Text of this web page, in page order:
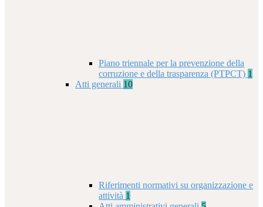
Piano triennale per la prevenzione della
corruzione e della trasparenza (PTPCT) 1
Atti generali 10
Riferimenti normativi su organizzazione e
attività 1